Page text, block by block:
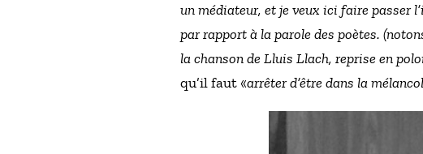
un médiateur, et je veux ici faire passer
par rapport à la parole des poètes.
la chanson de Lluis Llach, reprise en
qu’il faut «arrêter d’être dans la